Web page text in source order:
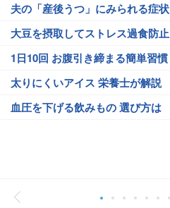
夫の「産後うつ」にみられる症状
大豆を摂取してストレス過食防止
1日10回 お腹引き締まる簡単習慣
太りにくいアイス 栄養士が解説
血圧を下げる飲みもの 選び方は